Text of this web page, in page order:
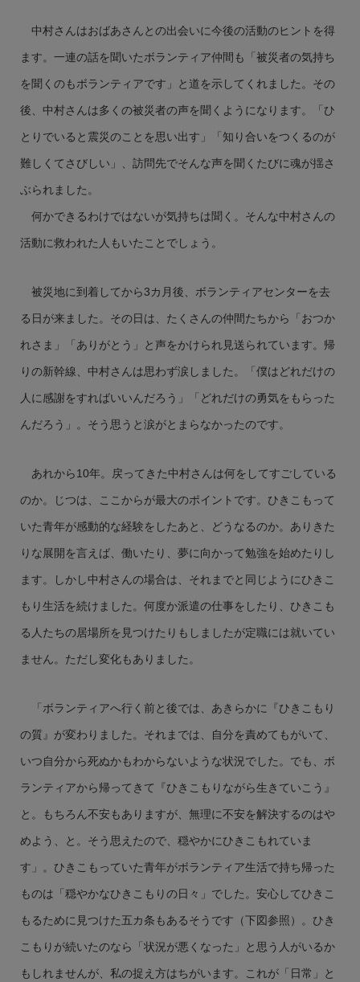
中村さんはおばあさんとの出会いに今後の活動のヒントを得
ます。一連の話を聞いたボランティア仲間も「被災者の気持ち
を聞くのもボランティアです」と道を示してくれました。その
後、中村さんは多くの被災者の声を聞くようになります。「ひ
とりでいると震災のことを思い出す」「知り合いをつくるのが
難しくてさびしい」、訪問先でそんな声を聞くたびに魂が揺さ
ぶられました。
何かできるわけではないが気持ちは聞く。そんな中村さんの
活動に救われた人もいたことでしょう。
被災地に到着してから3カ月後、ボランティアセンターを去
る日が来ました。その日は、たくさんの仲間たちから「おつか
れさま」「ありがとう」と声をかけられ見送られています。帰
りの新幹線、中村さんは思わず涙しました。「僕はどれだけの
人に感謝をすればいいんだろう」「どれだけの勇気をもらった
んだろう」。そう思うと涙がとまらなかったのです。
あれから10年。戻ってきた中村さんは何をしてすごしている
のか。じつは、ここからが最大のポイントです。ひきこもって
いた青年が感動的な経験をしたあと、どうなるのか。ありきた
りな展開を言えば、働いたり、夢に向かって勉強を始めたりし
ます。しかし中村さんの場合は、それまでと同じようにひきこ
もり生活を続けました。何度か派遣の仕事をしたり、ひきこも
る人たちの居場所を見つけたりもしましたが定職には就いてい
ません。ただし変化もありました。
「ボランティアへ行く前と後では、あきらかに『ひきこもり
の質』が変わりました。それまでは、自分を責めてもがいて、
いつ自分から死ぬかもわからないような状況でした。でも、ボ
ランティアから帰ってきて『ひきこもりながら生きていこう』
と。もちろん不安もありますが、無理に不安を解決するのはや
めよう、と。そう思えたので、穏やかにひきこもれていま
す」。ひきこもっていた青年がボランティア生活で持ち帰った
ものは「穏やかなひきこもりの日々」でした。安心してひきこ
もるために見つけた五カ条もあるそうです（下図参照）。ひき
こもりが続いたのなら「状況が悪くなった」と思う人がいるか
もしれませんが、私の捉え方はちがいます。これが「日常」と